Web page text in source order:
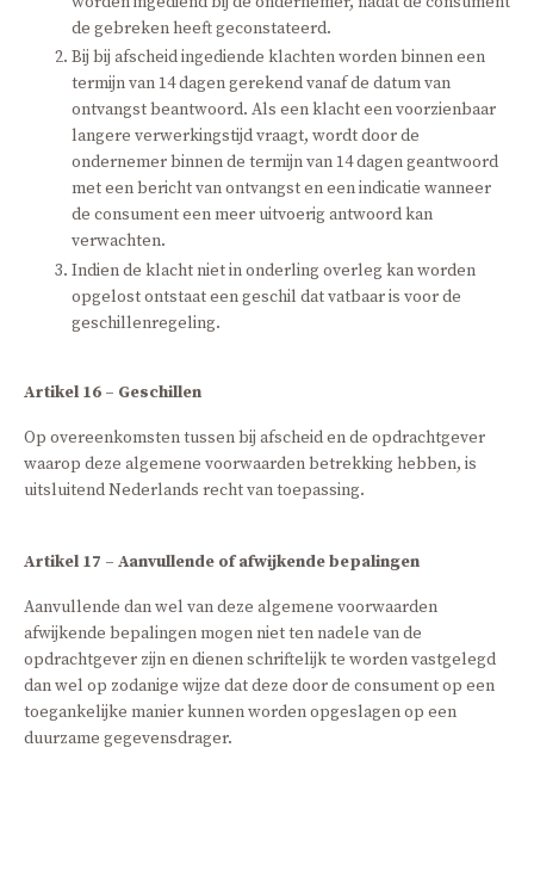
de gebreken heeft geconstateerd.
Bij bij afscheid ingediende klachten worden binnen een
termijn van 14 dagen gerekend vanaf de datum van
ontvangst beantwoord. Als een klacht een voorzienbaar
langere verwerkingstijd vraagt, wordt door de
ondernemer binnen de termijn van 14 dagen geantwoord
met een bericht van ontvangst en een indicatie wanneer
de consument een meer uitvoerig antwoord kan
verwachten.
Indien de klacht niet in onderling overleg kan worden
opgelost ontstaat een geschil dat vatbaar is voor de
geschillenregeling.
Artikel 16 – Geschillen
Op overeenkomsten tussen bij afscheid en de opdrachtgever
waarop deze algemene voorwaarden betrekking hebben, is
uitsluitend Nederlands recht van toepassing.
Artikel 17 – Aanvullende of afwijkende bepalingen
Aanvullende dan wel van deze algemene voorwaarden
afwijkende bepalingen mogen niet ten nadele van de
opdrachtgever zijn en dienen schriftelijk te worden vastgelegd
dan wel op zodanige wijze dat deze door de consument op een
toegankelijke manier kunnen worden opgeslagen op een
duurzame gegevensdrager.